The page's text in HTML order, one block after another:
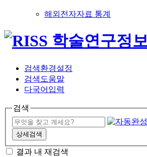
해외전자자료 통계
검색환경설정
검색도움말
다국어입력
검색
상세검색
결과 내 재검색